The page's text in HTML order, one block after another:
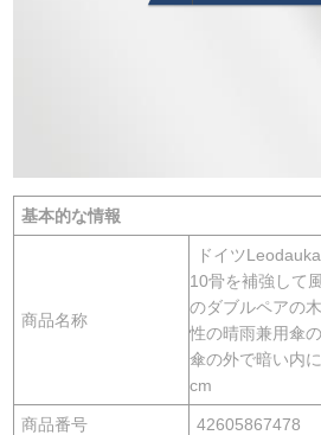
基本的な情報
商品名称
ドイツ
10骨を補強して
のダブルペアの
性の晴雨兼用傘
傘の外で暗い内
cm
商品番号 42605867478